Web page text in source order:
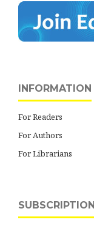
INFORMATION
For Readers
For Authors
For Librarians
SUBSCRIPTION